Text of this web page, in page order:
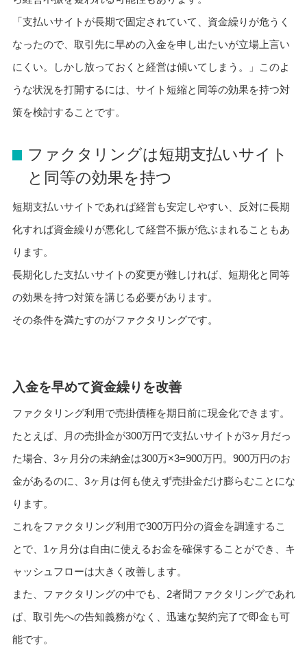
「支払いサイトが長期で固定されていて、資金繰りが危うく
なったので、取引先に早めの入金を申し出たいが立場上言い
にくい。しかし放っておくと経営は傾いてしまう。」このよ
うな状況を打開するには、サイト短縮と同等の効果を持つ対
策を検討することです。
ファクタリングは短期支払いサイト
と同等の効果を持つ
短期支払いサイトであれば経営も安定しやすい、反対に長期
化すれば資金繰りが悪化して経営不振が危ぶまれることもあ
ります。
長期化した支払いサイトの変更が難しければ、短期化と同等
の効果を持つ対策を講じる必要があります。
その条件を満たすのがファクタリングです。
入金を早めて資金繰りを改善
ファクタリング利用で売掛債権を期日前に現金化できます。
たとえば、月の売掛金が300万円で支払いサイトが3ヶ月だっ
た場合、3ヶ月分の未納金は300万×3=900万円。900万円のお
金があるのに、3ヶ月は何も使えず売掛金だけ膨らむことにな
ります。
これをファクタリング利用で300万円分の資金を調達するこ
とで、1ヶ月分は自由に使えるお金を確保することができ、キ
ャッシュフローは大きく改善します。
また、ファクタリングの中でも、2者間ファクタリングであれ
ば、取引先への告知義務がなく、迅速な契約完了で即金も可
能です。